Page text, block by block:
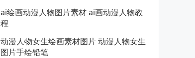
ai绘画动漫人物图片素材 ai画动漫人物教
程
动漫人物女生绘画素材图片 动漫人物女生
图片手绘铅笔